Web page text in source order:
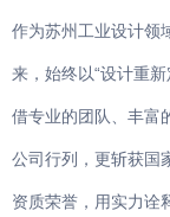
作为苏州工业设计领
来，始终以“设计重
借专业的团队、丰富
公司行列，更斩获国
资质荣誉，用实力诠